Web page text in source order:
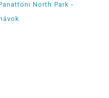
North Park -